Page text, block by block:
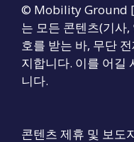
© Mobility Ground [
는 모든 콘텐츠(기사
호를 받는 바, 무단
지합니다. 이를 어길
니다.
콘텐츠 제휴 및 보도